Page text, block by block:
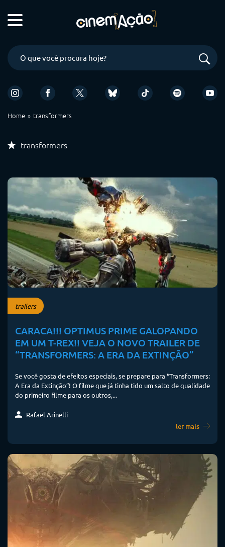
Home transformers
transformers
trailers
CARACA!!! OPTIMUS PRIME GALOPANDO
EM UM T-REX!! VEJA O NOVO TRAILER DE
“TRANSFORMERS: A ERA DA EXTINÇÃO”
Se você gosta de efeitos especiais, se prepare para “Transformers:
A Era da Extinção”! O filme que já tinha tido um salto de qualidade
do primeiro filme para os outros,...
Rafael Arinelli
ler mais